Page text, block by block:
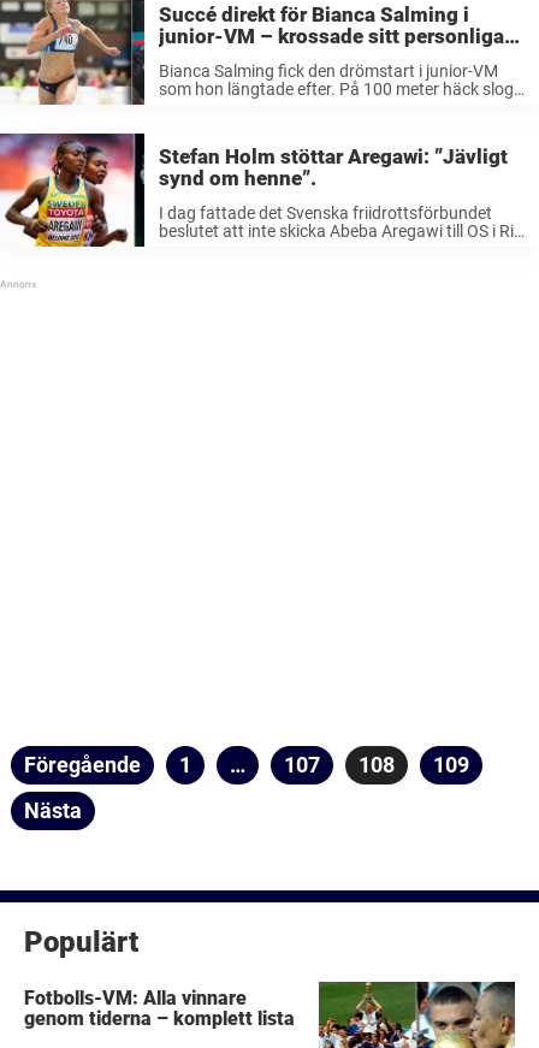
linjelopp. I ...
Succé direkt för Bianca Salming i
junior-VM – krossade sitt personliga
Bianca Salming fick den drömstart i junior-VM
som hon längtade efter. På 100 meter häck slog
Stefan Holm stöttar Aregawi: ”Jävligt
synd om henne”.
I dag fattade det Svenska friidrottsförbundet
beslutet att inte skicka Abeba Aregawi till OS i Rio
Sidnumrering
Föregående Sida
1 … Sida
107 Sida
108 Sida
109
Nästa
Populärt
Fotbolls-VM: Alla vinnare
genom tiderna – komplett lista